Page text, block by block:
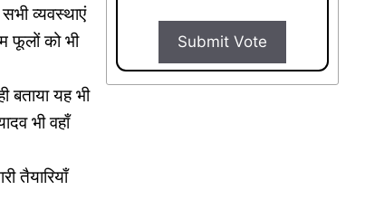
व्यवस्थाएं
फूलों को भी
यह भी
भी वहाँ
तैयारियाँ
Submit Vote